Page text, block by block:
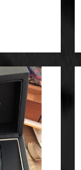
Doanh